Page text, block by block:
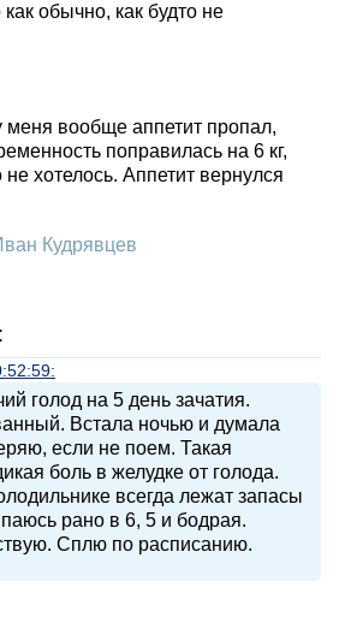
обычно, как будто не
меня вообще аппетит пропал,
поправилась на 6 кг,
хотелось. Аппетит вернулся
Кудрявцев
голод на 5 день зачатия.
Встала ночью и думала
если не поем. Такая
боль в желудке от голода.
всегда лежат запасы
рано в 6, 5 и бодрая.
Сплю по расписанию.